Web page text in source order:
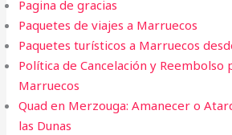
Pagina de gracias
Paquetes de viajes a Marruecos
Paquetes turísticos a Marruecos
Política de Cancelación y Reembolso
Marruecos
Quad en Merzouga: Amanecer o
las Dunas